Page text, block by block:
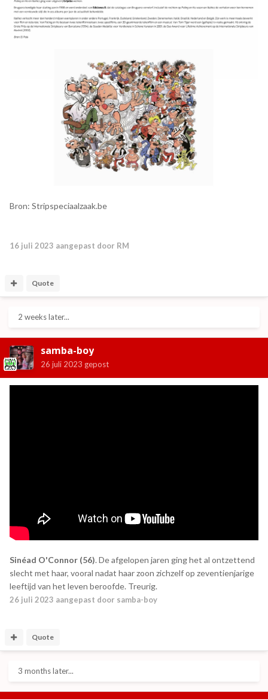
Bron: Stripspeciaalzaak.be
16 juli 2023 aangepast door RM
Quote
2 weeks later...
samba-boy
26 juli 2023 gepost
Sinéad O'Connor (56). De afgelopen jaren ging het al ontzettend
slecht met haar, vooral nadat haar zoon zichzelf op zeventienjarige
leeftijd van het leven beroofde. Treurig.
26 juli 2023 aangepast door samba-boy
Quote
3 months later...